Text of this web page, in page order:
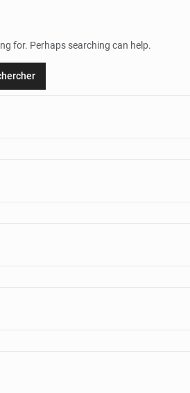
for. Perhaps searching can help.